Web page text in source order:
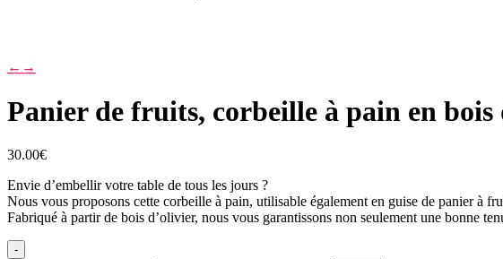
← →
Panier de fruits, corbeille à pain en bois
30.00€
Envie d’embellir votre table de tous les jours ?
Nous vous proposons cette corbeille à pain, utilisable également en guise de panier à
Fabriqué à partir de bois d’olivier, nous vous garantissons non seulement une bonne
-